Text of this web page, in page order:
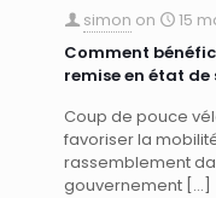
simon on
15
Comment
remise en état de
Coup de pouce
favoriser la
rassemblement
gouvernement […]